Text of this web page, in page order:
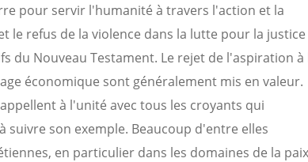
pour servir l'humanité à travers l'action et la
le refus de la violence dans la lutte pour la justice
du Nouveau Testament. Le rejet de l'aspiration à
économique sont généralement mis en valeur.
à l'unité avec tous les croyants qui
suivre son exemple. Beaucoup d'entre elles
en particulier dans les domaines de la